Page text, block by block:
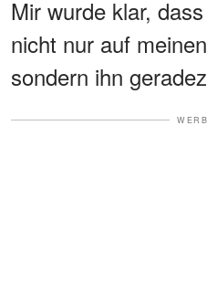
Mir wurde klar,
nicht nur auf
sondern ihn